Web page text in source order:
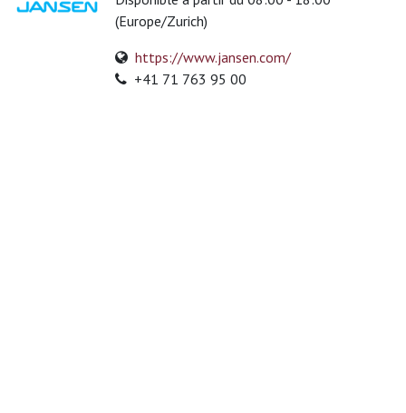
(Europe/Zurich)
https://www.jansen.com/
+41 71 763 95 00